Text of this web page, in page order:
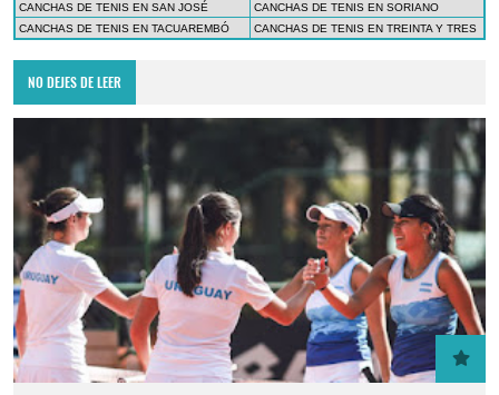
CANCHAS DE TENIS EN SAN JOSÉ
CANCHAS DE TENIS EN SORIANO
CANCHAS DE TENIS EN TACUAREMBÓ
CANCHAS DE TENIS EN TREINTA Y TRES
NO DEJES DE LEER